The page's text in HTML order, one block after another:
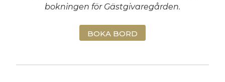
bokningen för Gästgivaregården.
BOKA BORD